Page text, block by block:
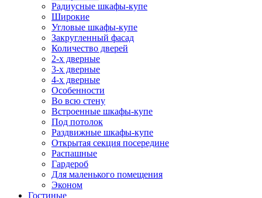
Радиусные шкафы-купе
Широкие
Угловые шкафы-купе
Закругленный фасад
Количество дверей
2-х дверные
3-х дверные
4-х дверные
Особенности
Во всю стену
Встроенные шкафы-купе
Под потолок
Раздвижные шкафы-купе
Открытая секция посередине
Распашные
Гардероб
Для маленького помещения
Эконом
Гостиные